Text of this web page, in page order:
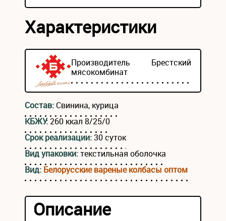
Характеристики
Производитель Брестский
мясокомбинат
Состав: Свинина, курица
КБЖУ:260 ккал 8/25/0
Срок реализации:30 суток
Вид упаковки:текстильная оболочка
Вид: Белорусские вареные колбасы оптом
Описание